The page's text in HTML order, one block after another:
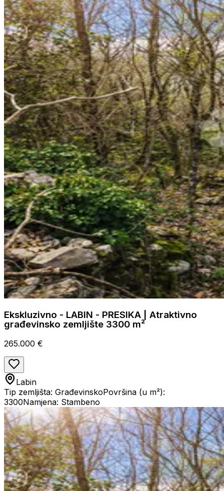
Ekskluzivno - LABIN - PRESIKA | Atraktivno
građevinsko zemljište 3300 m²
265.000 €
Labin
Tip zemljišta: GrađevinskoPovršina (u m²):
3300Namjena: Stambeno